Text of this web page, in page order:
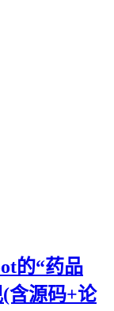
的“药品
含源码+论